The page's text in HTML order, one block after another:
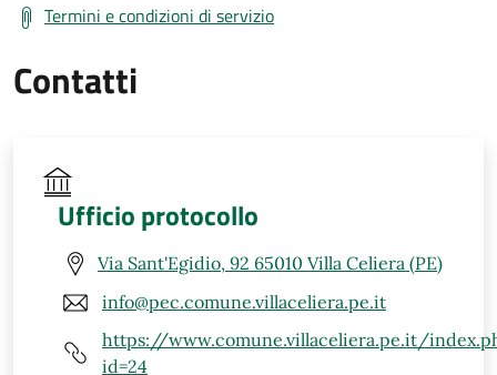
Termini e condizioni di servizio
Contatti
Ufficio protocollo
Via Sant'Egidio, 92 65010 Villa Celiera (PE)
info@pec.comune.villaceliera.pe.it
https://www.comune.villaceliera.pe.it/
id=24